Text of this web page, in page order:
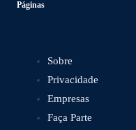
Páginas
Sobre
Privacidade
Empresas
Faça Parte